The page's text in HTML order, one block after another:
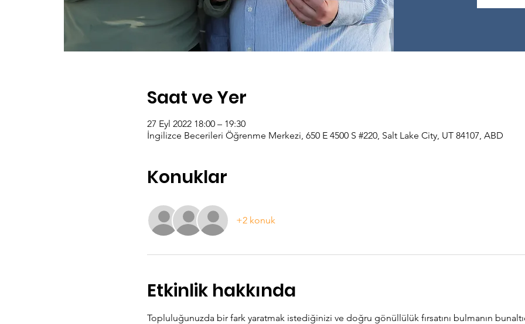
Saat ve Yer
27 Eyl 2022 18:00 – 19:30
İngilizce Becerileri Öğrenme Merkezi, 650 E 4500 S #220, Salt Lake City, UT 84107, ABD
Konuklar
+2 konuk
Etkinlik hakkında
Topluluğunuzda bir fark yaratmak istediğinizi ve doğru gönüllülük fırsatını bulmanın